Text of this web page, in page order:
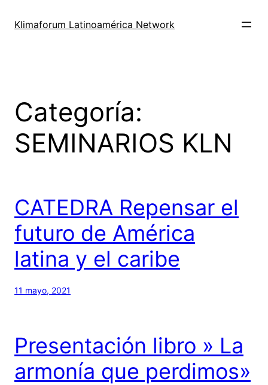
Klimaforum Latinoamérica Network
Categoría:
SEMINARIOS KLN
CATEDRA Repensar el
futuro de América
latina y el caribe
11 mayo, 2021
Presentación libro » La
armonía que perdimos»